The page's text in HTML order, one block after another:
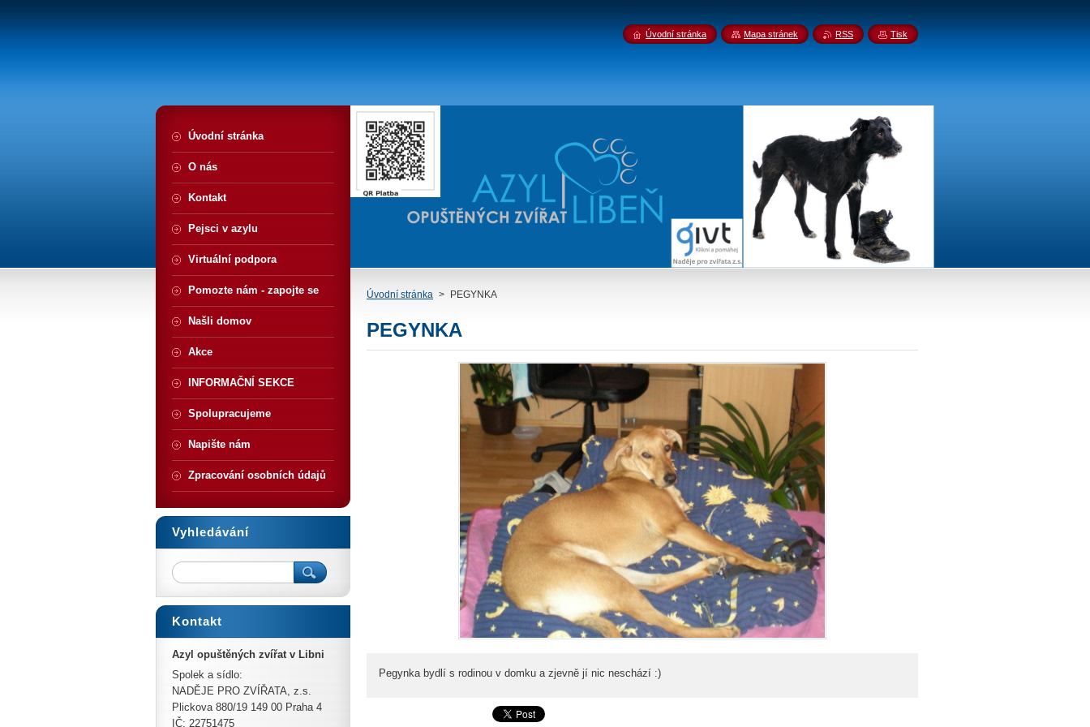
Úvodní stránka > PEGYNKA
PEGYNKA
Pegynka bydlí s rodinou v domku a zjevně jí nic neschází :)
Úvodní stránka
O nás
Kontakt
Pejsci v azylu
Virtuální podpora
Pomozte nám - zapojte se
Našli domov
Akce
INFORMAČNÍ SEKCE
Spolupracujeme
Napište nám
Zpracování osobních údajů
Vyhledávání
Kontakt
Azyl opuštěných zvířat v Libni
Spolek a sídlo:
NADĚJE PRO ZVÍŘATA, z.s.
Plickova 880/19 149 00 Praha 4
IČ: 22751475
Úvodní stránka Mapa stránek RSS Tisk